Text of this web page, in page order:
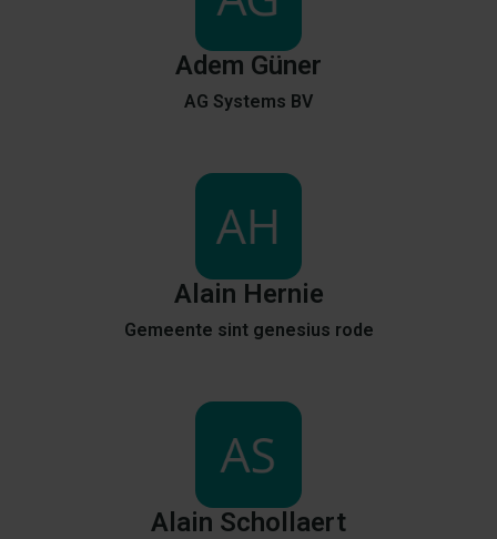
Adem Güner
AG Systems BV
Alain Hernie
Gemeente sint genesius rode
Alain Schollaert